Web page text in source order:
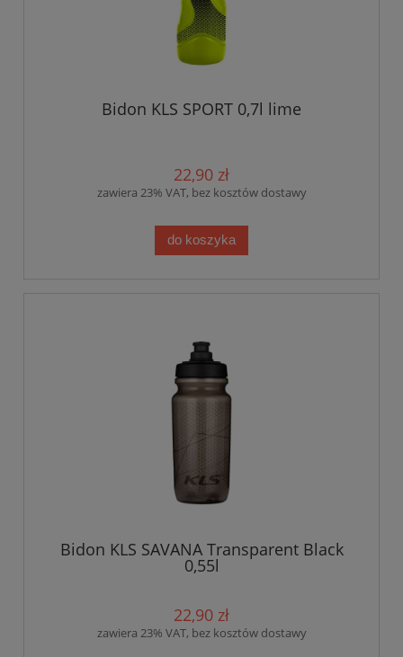
Bidon KLS SPORT 0,7l lime
22,90 zł
zawiera 23% VAT, bez kosztów dostawy
do koszyka
Bidon KLS SAVANA Transparent Black
0,55l
22,90 zł
zawiera 23% VAT, bez kosztów dostawy